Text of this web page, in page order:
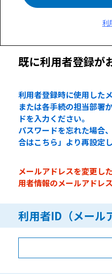
利
既に利用者登録が
利用者登録時に使用した
または各手続の担当部署
ドを入力ください。
パスワードを忘れた場合
合はこちら」より再設定
メールアドレスを変更し
用者情報のメールアドレ
利用者ID（メール